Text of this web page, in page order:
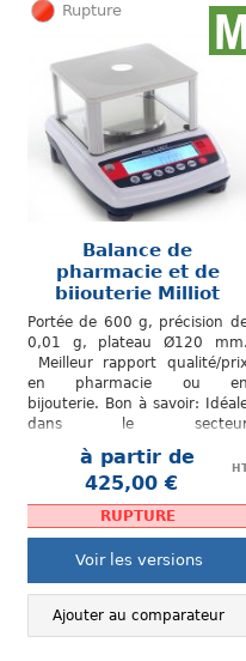
Rupture
Balance de
pharmacie et de
bijouterie Milliot
NHB-600+M
Portée de 600 g, précision
0,01 g, plateau Ø120 mm.
Meilleur rapport qualité/
en pharmacie ou en
bijouterie. Bon à savoir:
dans le
pharmaceutique mais
aussi pour le...
à partir de
425,00 €
RUPTURE
Voir les versions
Ajouter au comparateur